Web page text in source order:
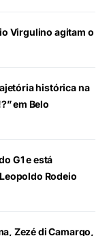
Virgulino agitam o
histórica na
em Belo
G1 e está
Rodeio
Zezé di Camargo,